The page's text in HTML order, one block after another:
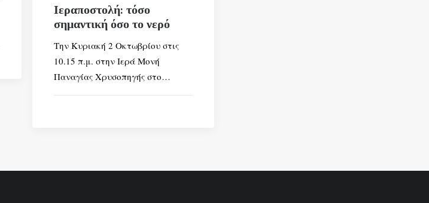
Ιεραποστολή: τόσο
σημαντική όσο το νερό
Την Κυριακή 2 Οκτωβρίου στις
10.15 π.μ. στην Ιερά Μονή
Παναγίας Χρυσοπηγής στο…